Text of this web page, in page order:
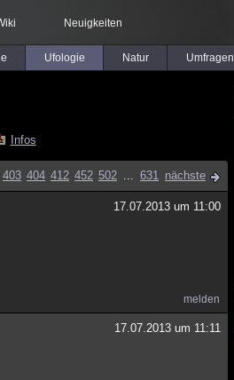
Neuigkeiten
Ufologie Natur Umfragen
Infos
403 404 412 452 502 ... 631 nächste
17.07.2013 um 11:00
melden
17.07.2013 um 11:11